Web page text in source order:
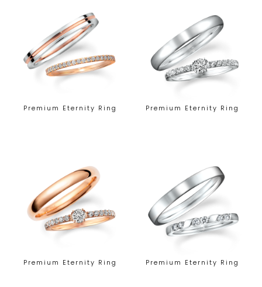
Premium Eternity Ring Premium Eternity Ring
Premium Eternity Ring Premium Eternity Ring